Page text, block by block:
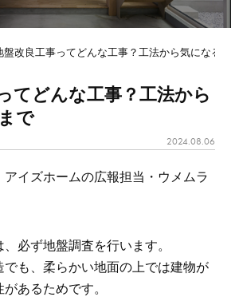
盤改良工事ってどんな工事？工法から気になる
てどんな工事？工法から
で
2024.08.06
イズホームの広報担当・ウメムラ
必ず地盤調査を行います。
でも、柔らかい地面の上では建物が
あるためです。